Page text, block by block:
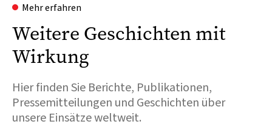
Mehr erfahren
Weitere Geschichten mit
Wirkung
Hier finden Sie Berichte, Publikationen,
Pressemitteilungen und Geschichten über
unsere Einsätze weltweit.